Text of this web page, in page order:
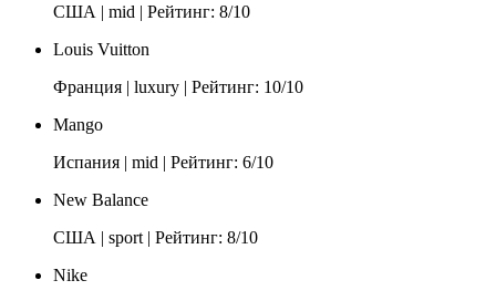
США | mid | Рейтинг: 8/10
Louis Vuitton
Франция | luxury | Рейтинг: 10/10
Mango
Испания | mid | Рейтинг: 6/10
New Balance
США | sport | Рейтинг: 8/10
Nike